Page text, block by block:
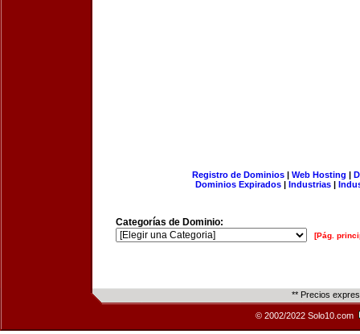
Registro de Dominios| Web Hosting |
Dominios Expirados | Industrias |
Categorías de Dominio:
[Pág.
** Precios
© 2002/2022 Solo10.com